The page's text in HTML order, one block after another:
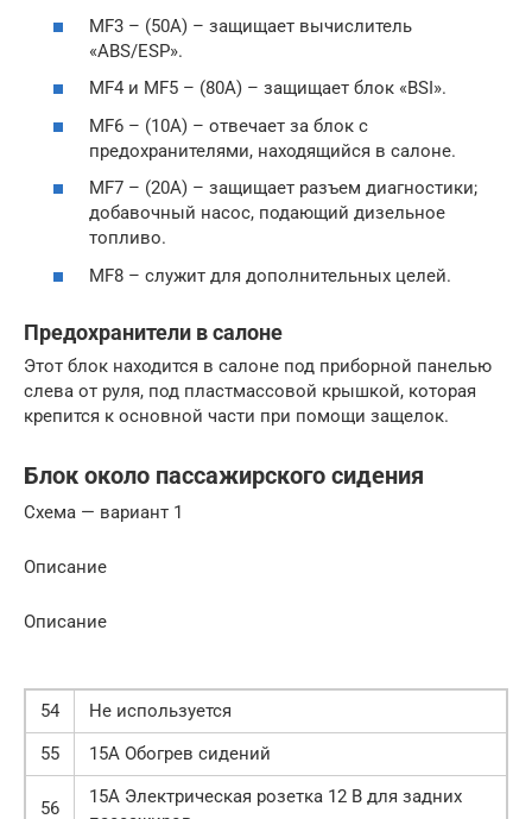
MF3 – (50A) – защищает вычислитель
«ABS/ESP».
MF4 и MF5 – (80A) – защищает блок «BSI».
MF6 – (10A) – отвечает за блок с
предохранителями, находящийся в салоне.
MF7 – (20A) – защищает разъем диагностики;
добавочный насос, подающий дизельное
топливо.
MF8 – служит для дополнительных целей.
Предохранители в салоне
Этот блок находится в салоне под приборной панелью
слева от руля, под пластмассовой крышкой, которая
крепится к основной части при помощи защелок.
Блок около пассажирского сидения
Схема — вариант 1
Описание
Описание
54
Не используется
55
15А Обогрев сидений
56
15А Электрическая розетка 12 В для задних